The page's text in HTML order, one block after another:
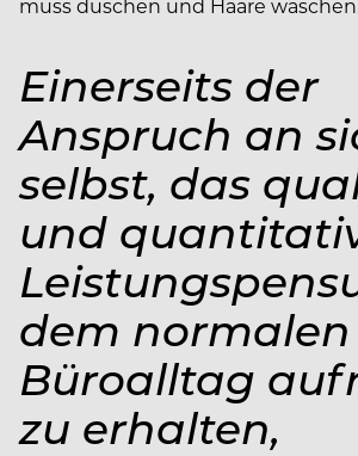
muss duschen und Haare
Einerseits der
Anspruch an
selbst, das
und
dem normalen
Büroalltag
zu erhalten,